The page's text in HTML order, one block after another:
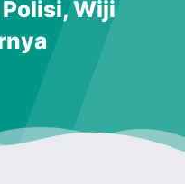
Wiji